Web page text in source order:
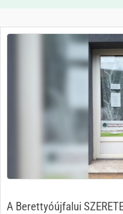
A Berettyóújfalui